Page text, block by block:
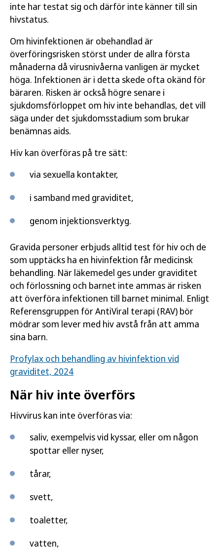
inte har testat sig och därför inte känner till sin
hivstatus.
Om hivinfektionen är obehandlad är
överföringsrisken störst under de allra första
månaderna då virusnivåerna vanligen är mycket
höga. Infektionen är i detta skede ofta okänd för
bäraren. Risken är också högre senare i
sjukdomsförloppet om hiv inte behandlas, det vill
säga under det sjukdomsstadium som brukar
benämnas aids.
Hiv kan överföras på tre sätt:
via sexuella kontakter,
i samband med graviditet,
genom injektionsverktyg.
Gravida personer erbjuds alltid test för hiv och de
som upptäcks ha en hivinfektion får medicinsk
behandling. När läkemedel ges under graviditet
och förlossning och barnet inte ammas är risken
att överföra infektionen till barnet minimal. Enligt
Referensgruppen för AntiViral terapi (RAV) bör
mödrar som lever med hiv avstå från att amma
sina barn.
Profylax och behandling av hivinfektion vid
graviditet, 2024
När hiv inte överförs
Hivvirus kan inte överföras via:
saliv, exempelvis vid kyssar, eller om någon
spottar eller nyser,
tårar,
svett,
toaletter,
vatten,